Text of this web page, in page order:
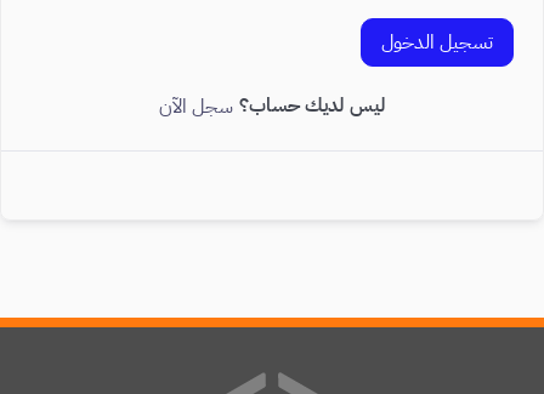
تسجيل الدخول
ليس لديك حساب؟ سجل الآن